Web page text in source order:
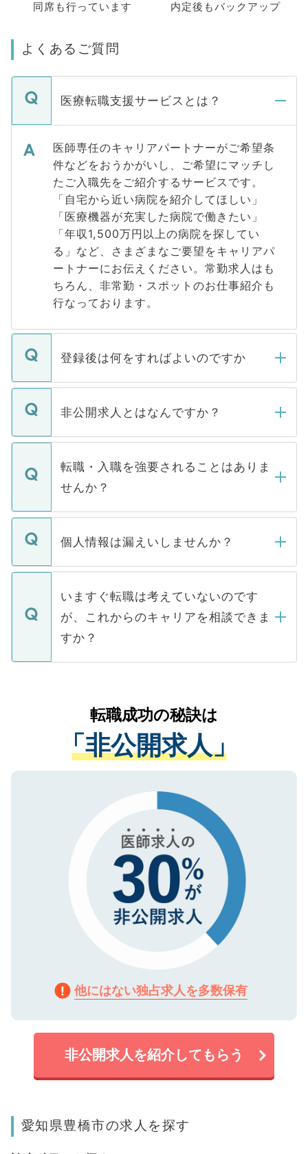
同席も行っています
内定後もバックアップ
よくあるご質問
医療転職支援サービスとは？
医師専任のキャリアパートナーがご希望条
件などをおうかがいし、ご希望にマッチし
たご入職先をご紹介するサービスです。
「自宅から近い病院を紹介してほしい」
「医療機器が充実した病院で働きたい」
「年収1,500万円以上の病院を探してい
る」など、さまざまなご要望をキャリアパ
ートナーにお伝えください。常勤求人はも
ちろん、非常勤・スポットのお仕事紹介も
行なっております。
登録後は何をすればよいのですか
ご登録いただきましたら、弊社担当者がご
登録内容を確認し、その後メールもしくは
ます。通常、5営業日以内にはご連絡をせて
いただきますので、しばらくお待ちくださ
非公開求人とはなんですか？
マイナビDOCTORで取り扱っている求人の
うち約3割は、Webサイトからご覧いただ
けない「非公開求人」です。非公開求人は
下記の理由によって、一般には公開してい
ません。
■応募殺到を避けるため 人気のある医療機
関を公にしてしまうと、応募が殺到する場
に、医療機関が求める条件に合った人材の
みを人材紹介会社に依頼するケースが増え
ています。
転職・入職を強要されることはありま
せんか？
転職・入職を強要することは一切ありませ
ん。また、仮に応募先から内定をいただい
定を承諾する必要はありません。内定先へ
の辞退の連絡はキャリアパートナーが行い
個人情報は漏えいしませんか？
個人情報が漏えいすることはありませんの
で、ご安心ください。当サイトからの登録
などで収集したご登録者様の個人情報は、
ご本人のキャリアアップおよび転職活動の
支援を目的に使用いたします。お預かりし
ているすべての個人データはご本人の許可
は、個人情報の取り扱いについての厳密な
管理基準を満たした事業者のみに付与され
る、プライバシーマークを取得済みです。
で、機密保持に関してもご安心ください。
いますぐ転職は考えていないのです
が、これからのキャリアを相談できま
すか？
かがいして、現在の医療機関の状況や紹介
経験をまじえながら、適切なアドバイスを
させていただきます。すぐにご転職をされ
ない方には、長期的なサポートが可能です
ので、まずはご登録ください。
転職成功の秘訣は
「非公開求人」
他にはない独占求人を多数保有
非公開求人を紹介してもらう
愛知県豊橋市の求人を探す